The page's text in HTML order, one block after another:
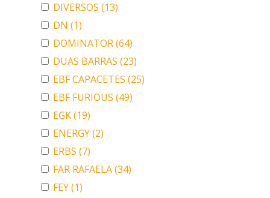
DIVERSOS (13)
DN (1)
DOMINATOR(64)
DUAS BARRAS (23)
EBF CAPACETES (25)
EBF FURIOUS (49)
EGK(19)
ENERGY(2)
ERBS (7)
FAR RAFAELA(34)
FEY(1)